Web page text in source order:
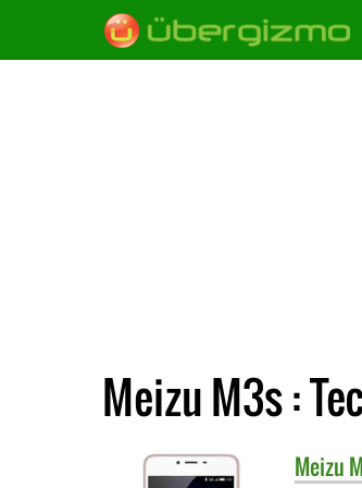
Meizu M3s :
Meizu